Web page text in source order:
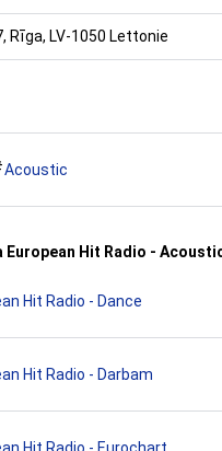
Rīga, LV-1050 Lettonie
Acoustic
Hit Radio -
Hit Radio - Dance
Hit Radio - Darbam
Hit Radio - Eurochart